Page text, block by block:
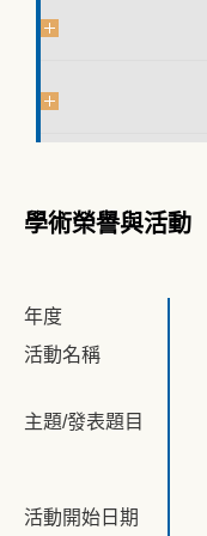
學術榮譽與活動
年度
活動名稱
主題/發表題目
活動開始日期